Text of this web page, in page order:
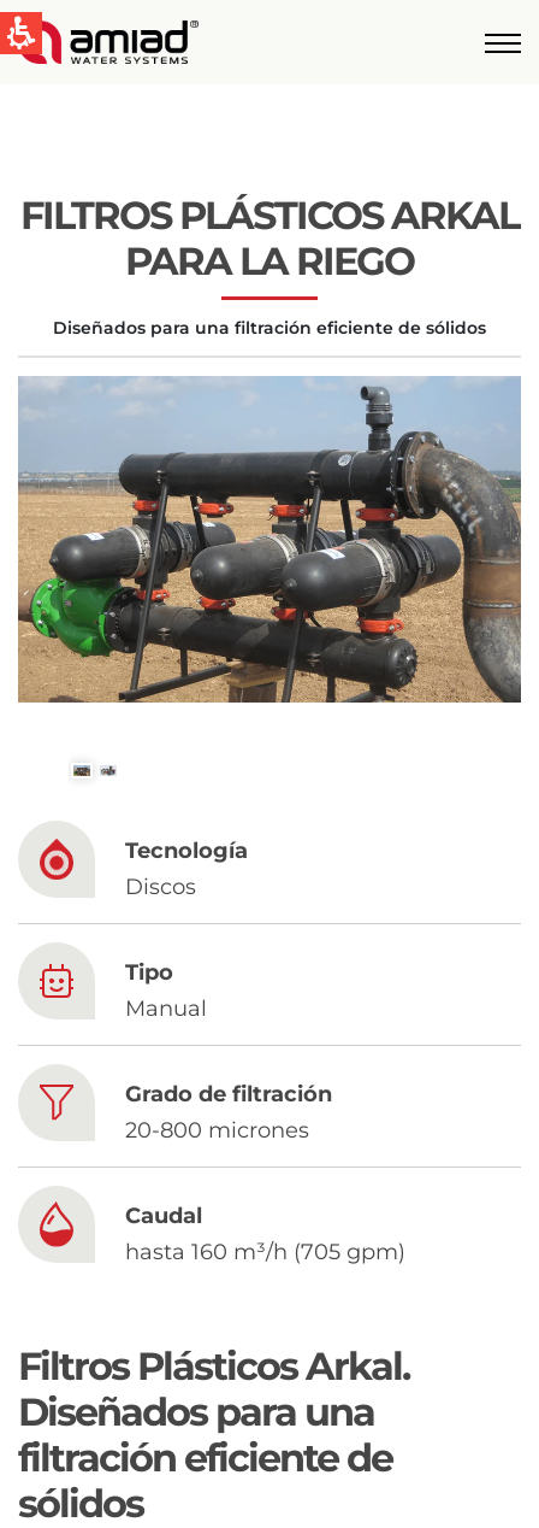
Casos de Estudio
Global
United States
English
Spain & LATAM
Spanish
Russia
Russian
Israel
Chinese
Based on your current location, we recommend
this Amiad website for you
North America- English
FILTROS PLÁSTICOS ARKAL
PARA LA RIEGO
Diseñados para una filtración eficiente de sólidos
Tecnología
Discos
Tipo
Manual
Grado de filtración
20-800 micrones
Caudal
hasta 160 m³/h (705 gpm)
Filtros Plásticos Arkal.
Diseñados para una
filtración eficiente de
sólidos